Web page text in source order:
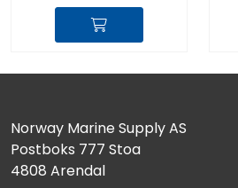
Norway Marine Supply AS
Postboks 777 Stoa
4808 Arendal